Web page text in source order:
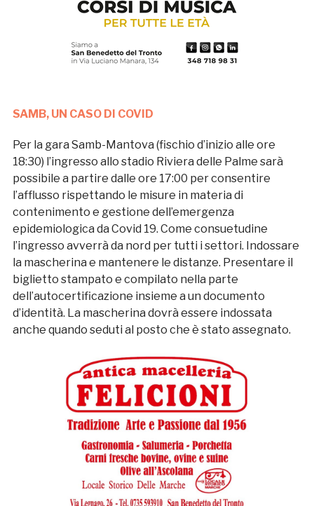
SAMB, UN CASO DI COVID
Per la gara Samb-Mantova (fischio d’inizio alle ore
18:30) l’ingresso allo stadio Riviera delle Palme sarà
possibile a partire dalle ore 17:00 per consentire
l’afflusso rispettando le misure in materia di
contenimento e gestione dell’emergenza
epidemiologica da Covid 19. Come consuetudine
l’ingresso avverrà da nord per tutti i settori. Indossare
la mascherina e mantenere le distanze. Presentare il
biglietto stampato e compilato nella parte
dell’autocertificazione insieme a un documento
d’identità. La mascherina dovrà essere indossata
anche quando seduti al posto che è stato assegnato.